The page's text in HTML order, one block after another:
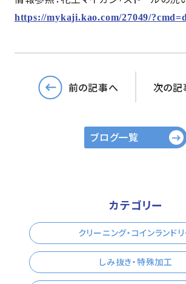
https://mykaji.kao.com/27049/
前の記事へ 次の記
ブログ一覧
カテゴリー
クリーニング・コインランド
しみ抜き・特殊加工